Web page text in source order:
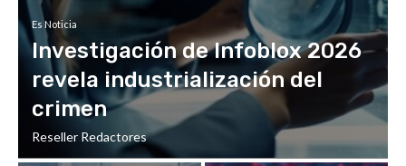
Es Noticia
Investigación de Infoblox 2026
revela industrialización del
crimen
Reseller Redactores